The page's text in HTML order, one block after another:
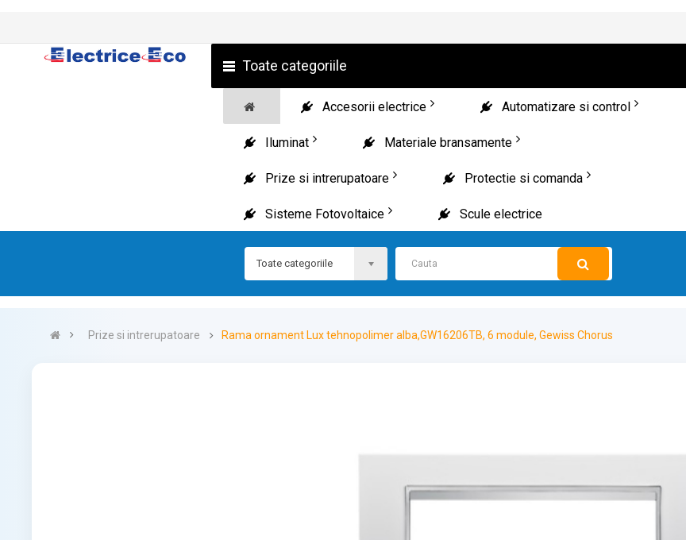
Toate categoriile
Accesorii electrice Automatizare si control
Iluminat Materiale bransamente
Prize si intrerupatoare Protectie si comanda
Sisteme Fotovoltaice Scule electrice
Toate categoriile
Prize si intrerupatoare Rama ornament Lux tehnopolimer alba,GW16206TB, 6 module, Gewiss Chorus